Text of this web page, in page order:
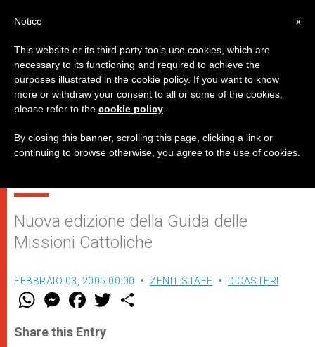
Cresce la missione “ad gentes”
nel mondo, secondo
l’attualizzazione presentata al
Nuova edizione della Guida delle
Missioni Cattoliche
FEBBRAIO 03, 2005 00:00 ZENIT STAFF DICASTERI
W
t
s
M
e
s
e
F
a
e
b
w
Share this Entry
x
Notice
This website or its third party tools use cookies, which are
necessary to its functioning and required to achieve the
purposes illustrated in the cookie policy. If you want to know
more or withdraw your consent to all or some of the cookies,
please refer to the cookie policy
By closing this banner, scrolling this page, clicking a link or
continuing to browse otherwise, you agree to the use of cookies.